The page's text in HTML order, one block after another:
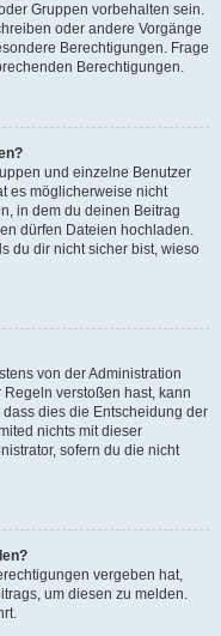
Gruppen vorbehalten sein.
oder andere Vorgänge
Berechtigungen. Frage
Berechtigungen.
und einzelne Benutzer
es möglicherweise nicht
in dem du deinen Beitrag
dürfen Dateien hochladen.
du dir nicht sicher bist, wieso
von der Administration
verstoßen hast, kann
dies die Entscheidung der
nichts mit dieser
sofern du die nicht
vergeben hat,
um diesen zu melden.